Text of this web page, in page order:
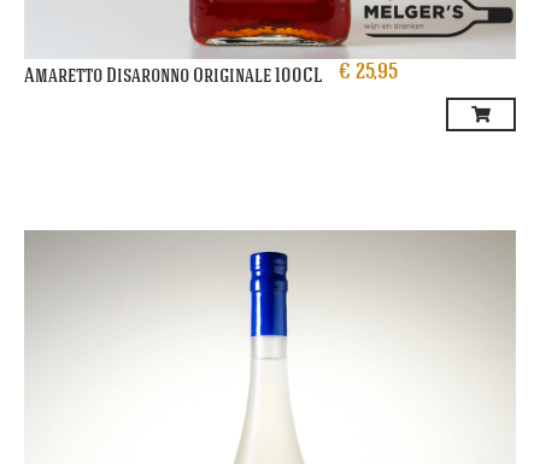
Amaretto Disaronno Originale 100CL € 25,95